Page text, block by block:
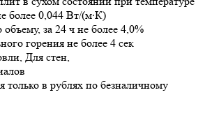
более 0,044 Вт/(м∙К)
за 24 ч не более 4,0%
горения не более 4 сек
Для стен,
только в рублях по безналичному